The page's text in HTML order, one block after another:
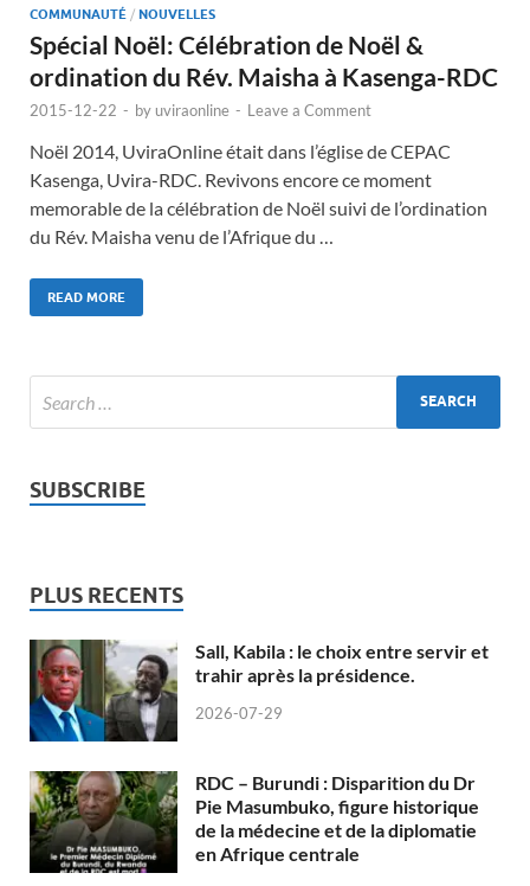
COMMUNAUTÉ / NOUVELLES
Spécial Noël: Célébration de Noël &
ordination du Rév. Maisha à Kasenga-RDC
2015-12-22 - byuviraonline - Leave a Comment
Noël 2014, UviraOnline était dans l’église de CEPAC
Kasenga, Uvira-RDC. Revivons encore ce moment
memorable de la célébration de Noël suivi de l’ordination
du Rév. Maisha venu de l’Afrique du …
READ MORE
SUBSCRIBE
PLUS RECENTS
Sall, Kabila : le choix entre servir et
trahir après la présidence.
2026-07-29
RDC – Burundi : Disparition du Dr
Pie Masumbuko, figure historique
de la médecine et de la diplomatie
en Afrique centrale